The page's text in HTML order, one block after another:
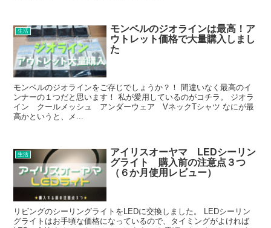
生活
モンベルのジオラインは最高！ア
ウトレット価格で大量購入しまし
た
モンベルのジオラインをご存じでしょうか？！ 間違いなく最高のイ
ンナーの１つだと思います！ 私が愛用しているのがコチラ。 ジオラ
イン クールメッシュ アンダーウェア VネックTシャツ なにが最
高かというと、メ...
生活
アイリスオーヤマ LEDシーリン
グライト 購入前の注意点３つ
（６か月使用レビュー）
リビングのシーリングライトをLEDに交換しました。 LEDシーリン
グライトはお手頃な価格になっているので、タイミングがよければ